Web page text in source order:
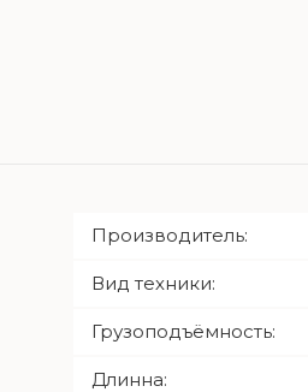
Производитель:
Вид техники:
Грузоподъёмность:
Длинна: